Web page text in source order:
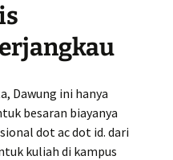
Dawung ini hanya
besaran biayanya
dot ac dot id. dari
kuliah di kampus